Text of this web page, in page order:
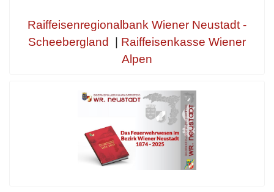
Raiffeisenregionalbank Wiener Neustadt -
Scheebergland
Raiffeisenkasse Wiener
Alpen